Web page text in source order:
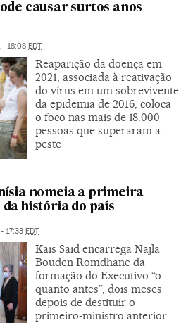
causar surtos anos
- 18:08 EDT
Reaparição da doença em
2021, associada à reativação
do vírus em um sobrevivente
da epidemia de 2016, coloca
o foco nas mais de 18.000
pessoas que superaram a
peste
nomeia a primeira
história do país
17:33 EDT
Kais Said encarrega Najla
Bouden Romdhane da
formação do Executivo “o
quanto antes”, dois meses
depois de destituir o
primeiro-ministro anterior